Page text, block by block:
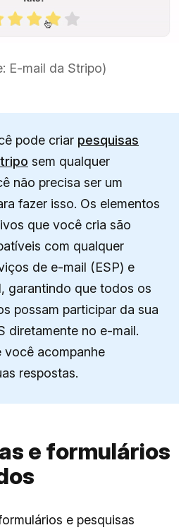
E-mail da Stripo)
pode criar pesquisas
sem qualquer
não precisa ser um
fazer isso. Os elementos
que você cria são
com qualquer
de e-mail (ESP) e
garantindo que todos os
possam participar da sua
diretamente no e-mail.
você acompanhe
respostas.
e formulários
e pesquisas